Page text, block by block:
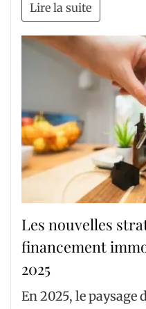
Lire la suite
Les nouvelles
financement
2025
En 2025, le paysage